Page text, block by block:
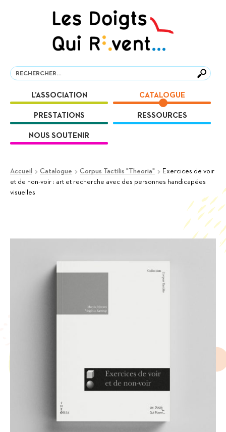
Recherche
Recherche
L’ASSOCIATION CATALOGUE
PRESTATIONS RESSOURCES
NOUS SOUTENIR
Accueil Catalogue Corpus Tactilis "Theoria"
Exercices de voir
et de non-voir : art et recherche avec des personnes handicapées
visuelles